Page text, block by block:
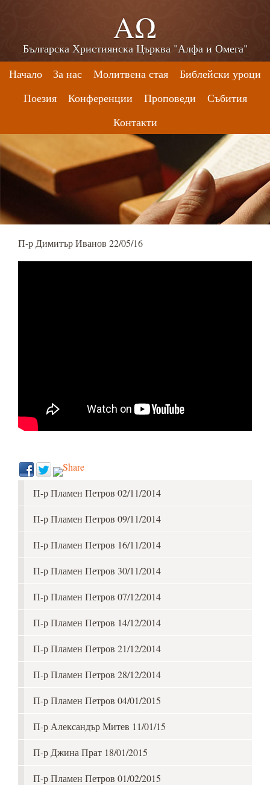
ΑΩ
Българска Християнска Църква "Алфа и Омега"
Начало
За нас Молитвена стая
Библейски уроци
Поезия
Конференции Проповеди
Събития
Контакти
П-р Димитър Иванов 22/05/16
П-р Пламен Петров 02/11/2014
П-р Пламен Петров 09/11/2014
П-р Пламен Петров 16/11/2014
П-р Пламен Петров 30/11/2014
П-р Пламен Петров 07/12/2014
П-р Пламен Петров 14/12/2014
П-р Пламен Петров 21/12/2014
П-р Пламен Петров 28/12/2014
П-р Пламен Петров 04/01/2015
П-р Александър Митев 11/01/15
П-р Джина Прат 18/01/2015
П-р Пламен Петров 01/02/2015